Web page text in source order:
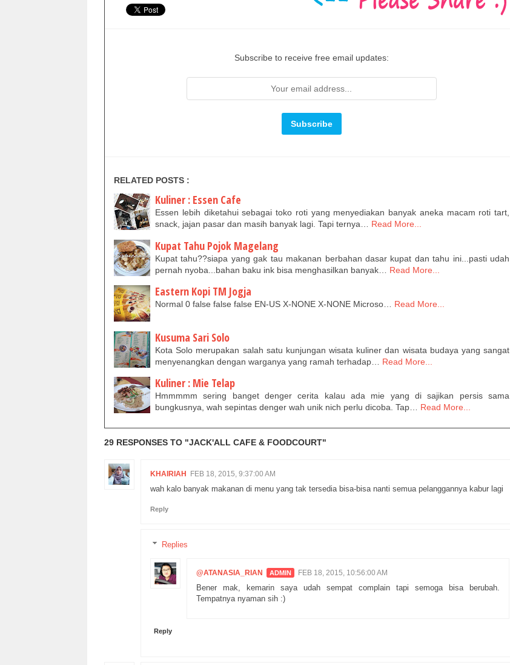
Subscribe to receive free email updates:
RELATED POSTS :
Kuliner : Essen Cafe
Essen lebih diketahui sebagai toko roti yang menyediakan banyak aneka macam roti tart,
snack, jajan pasar dan masih banyak lagi. Tapi ternya… Read More...
Kupat Tahu Pojok Magelang
Kupat tahu??siapa yang gak tau makanan berbahan dasar kupat dan tahu ini...pasti udah
pernah nyoba...bahan baku ink bisa menghasilkan banyak…
Read More...
Eastern Kopi TM Jogja
Normal 0 false false false EN-US X-NONE X-NONE Microso… Read More...
Kusuma Sari Solo
Kota Solo merupakan salah satu kunjungan wisata kuliner dan wisata budaya yang sangat
menyenangkan dengan warganya yang ramah terhadap…
Read More...
Kuliner : Mie Telap
Hmmmmm sering banget denger cerita kalau ada mie yang di sajikan persis sama
bungkusnya, wah sepintas denger wah unik nich perlu dicoba. Tap… Read More...
29 RESPONSES TO "JACK'ALL CAFE & FOODCOURT"
KHAIRIAH FEB 18, 2015, 9:37:00 AM
wah kalo banyak makanan di menu yang tak tersedia bisa-bisa nanti semua pelanggannya kabur lagi
Reply
Replies
@ATANASIA_RIAN FEB 18, 2015, 10:56:00 AM
Bener mak, kemarin saya udah sempat complain tapi semoga bisa berubah.
Tempatnya nyaman sih :)
Reply